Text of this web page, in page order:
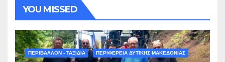
YOU MISSED
ΠΕΡΙΒΑΛΛΟΝ - ΤΑΞΙΔΙΑ ΠΕΡΙΦΕΡΕΙΑ ΔΥΤΙΚΗΣ ΜΑΚΕΔΟΝΙΑΣ